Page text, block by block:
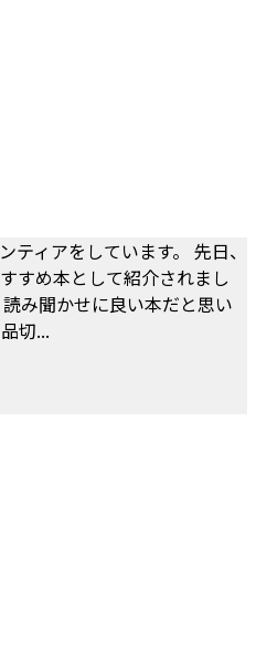
ィアをしています。 先日、
すめ本として紹介されまし
み聞かせに良い本だと思い
切...